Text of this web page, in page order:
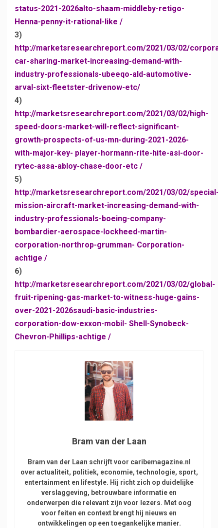
status-2021-2026alto-shaam-middleby-retigo-
Henna-penny-it-rational-like /
3)
http://marketsresearchreport.com/2021/03/02/
car-sharing-market-increasing-demand-with-
industry-professionals-ubeeqo-ald-automotive-
arval-sixt-fleetster-drivenow-etc/
4)
http://marketsresearchreport.com/2021/03/02/high-
speed-doors-market-will-reflect-significant-
growth-prospects-of-us-mn-during-2021-2026-
with-major-key- player-hormann-rite-hite-asi-door-
rytec-assa-abloy-chase-door-etc /
5)
http://marketsresearchreport.com/2021/03/02/
mission-aircraft-market-increasing-demand-with-
industry-professionals-boeing-company-
bombardier-aerospace-lockheed-martin-
corporation-northrop-grumman- Corporation-
achtige /
6)
http://marketsresearchreport.com/2021/03/02/global-
fruit-ripening-gas-market-to-witness-huge-gains-
over-2021-2026saudi-basic-industries-
corporation-dow-exxon-mobil- Shell-Synobeck-
Chevron-Phillips-achtige /
Bram van der Laan
Bram van der Laan schrijft voor caribemagazine.nl
over actualiteit, politiek, economie, technologie, sport,
entertainment en lifestyle. Hij richt zich op duidelijke
verslaggeving, betrouwbare informatie en
onderwerpen die relevant zijn voor lezers. Met oog
voor feiten en context brengt hij nieuws en
ontwikkelingen op een toegankelijke manier.